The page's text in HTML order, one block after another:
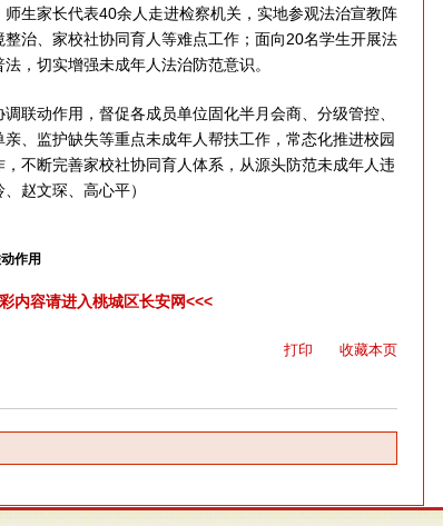
生家长代表40余人走进检察机关，实地参观法治宣教阵
治、家校社协同育人等难点工作；面向20名学生开展法
，切实增强未成年人法治防范意识。
动作用，督促各成员单位固化半月会商、分级管控、
、监护缺失等重点未成年人帮扶工作，常态化推进校园
不断完善家校社协同育人体系，从源头防范未成年人违
赵文琛、高心平）
作用
内容请进入桃城区长安网<<<
打印 收藏本页